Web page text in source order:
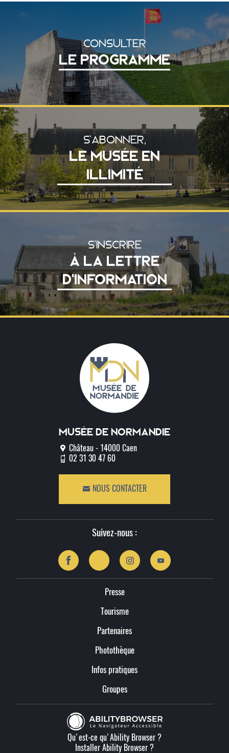
CONSULTER
LE PROGRAMME
S'ABONNER,
LE MUSÉE EN
ILLIMITÉ
S'INSCRIRE
À LA LETTRE
D'INFORMATION
Musée de normandie
Château - 14000 Caen
02 31 30 47 60
NOUS CONTACTER
Suivez-nous :
Presse
Tourisme
Partenaires
Photothèque
Infos pratiques
Groupes
Qu'est-ce qu'Ability Browser ?
Installer Ability Browser ?